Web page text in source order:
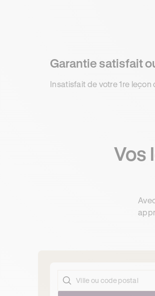
Garantie satisfait
Insatisfait de votre 1re
Vos